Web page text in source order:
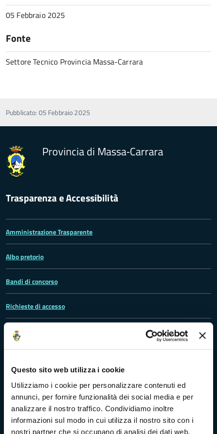
Questo sito web utilizza i cookie
Utilizziamo i cookie per personalizzare contenuti ed
annunci, per fornire funzionalità dei social media e per
analizzare il nostro traffico. Condividiamo inoltre
informazioni sul modo in cui utilizza il nostro sito con i
nostri partner che si occupano di analisi dei dati web,
05 Febbraio 2025
Fonte
Settore Tecnico Provincia Massa-Carrara
Pubblicato: 05 Febbraio 2025
Provincia di Massa‑Carrara
Trasparenza e Accessibilità
Amministrazione Trasparente
Albo pretorio
Bandi di concorso
Richieste di accesso
Problemi di accessibilità
Vivere Massa-Carrara